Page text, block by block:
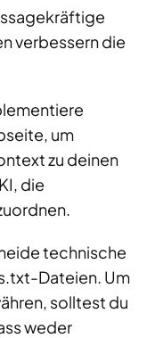
verbessern die
um
zu deinen
die
technische
Dateien. Um
solltest du
weder